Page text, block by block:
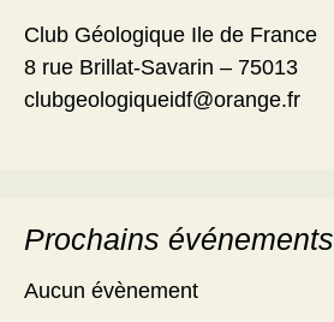
Club Géologique Ile de France
8 rue Brillat-Savarin – 75013
clubgeologiqueidf@orange.fr
Prochains événements
Aucun évènement